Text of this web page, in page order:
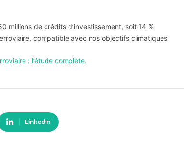
millions de crédits d’investissement, soit 14 %
compatible avec nos objectifs climatiques
: l’étude complète.
Linkedin